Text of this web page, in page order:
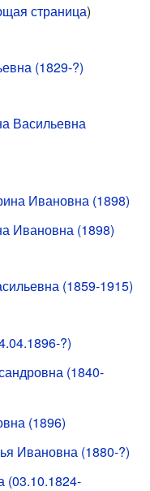
страница)
(1829-?)
Васильевна
Ивановна (1898)
Ивановна (1898)
(1859-1915)
?)
(1840-
(1896)
Ивановна (1880-?)
(03.10.1824-